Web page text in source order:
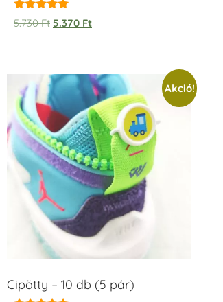
Értékelés:
5.00
5.730Ft 5.370 Ft
Akció!
Cipötty – 10 db (5 pár)